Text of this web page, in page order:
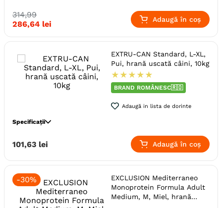
Specie
Talie
Medie (M)
Varsta
Adult Senior
Calitate Hrana
Super-Premium
Aroma
Miel
Monoproteic
Nu
Uscata prin extrudare
Sistem Imunitar & Alergii
Ambalaj
PETKULT Sensitive Care
Producator
Pet Product
314,99
286,64 lei Adaugă în coș
EXTRU-CAN Standard, L-XL,
Pui, hrană uscată câini, 10kg
★ ★ ★ ★ ★
BRAND ROMÂNESC🇷🇴
Adaugă in lista de dorinte
Specificații
Specie
Giant (XL) Mare (L)
Varsta
Adult
Calitate Hrana
Economic
Aroma
Pui
101,63 lei Adaugă în coș
-30%
EXCLUSION Mediterraneo
Monoprotein Formula Adult
Medium, M, Miel, hrană